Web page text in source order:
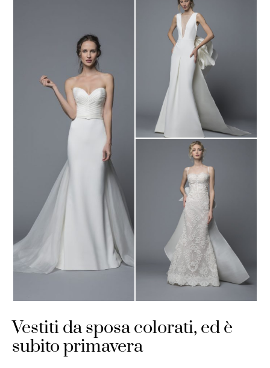
Vestiti da sposa colorati, ed è
subito primavera